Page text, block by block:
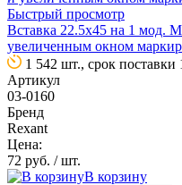
Быстрый просмотр
Вставка 22.5х45 на 1 мод.
увеличенным окном
1 542 шт., срок поставки
Артикул
03-0160
Бренд
Rexant
Цена:
72 руб. / шт.
В корзину